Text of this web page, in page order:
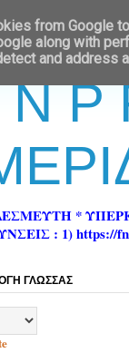
N
*
: 1) https://fn-
ΓΛΩΣΣΑΣ
from Google
along with
and address